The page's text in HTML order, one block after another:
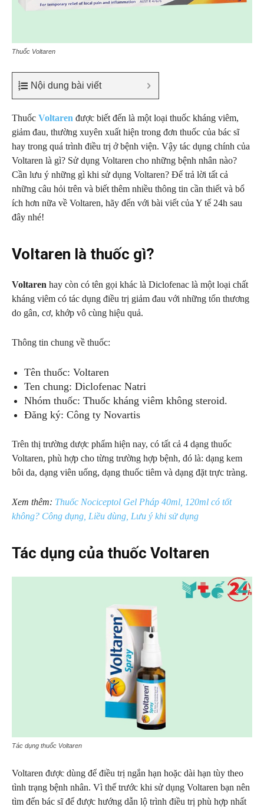
Thuốc Voltaren
Nội dung bài viết
Thuốc Voltaren được biết đến là một loại thuốc kháng viêm,
giảm đau, thường xuyên xuất hiện trong đơn thuốc của bác sĩ
hay trong quá trình điều trị ở bệnh viện. Vậy tác dụng chính của
Voltaren là gì? Sử dụng Voltaren cho những bệnh nhân nào?
Cần lưu ý những gì khi sử dụng Voltaren? Để trả lời tất cả
những câu hỏi trên và biết thêm nhiều thông tin cần thiết và bổ
ích hơn nữa về Voltaren, hãy đến với bài viết của Y tế 24h sau
đây nhé!
Voltaren là thuốc gì?
Voltaren hay còn có tên gọi khác là Diclofenac là một loại chất
kháng viêm có tác dụng điều trị giảm đau với những tổn thương
do gân, cơ, khớp vô cùng hiệu quả.
Thông tin chung về thuốc:
Tên thuốc: Voltaren
Ten chung: Diclofenac Natri
Nhóm thuốc: Thuốc kháng viêm không steroid.
Đăng ký: Công ty Novartis
Trên thị trường dược phẩm hiện nay, có tất cả 4 dạng thuốc
Voltaren, phù hợp cho từng trường hợp bệnh, đó là: dạng kem
bôi da, dạng viên uống, dạng thuốc tiêm và dạng đặt trực tràng.
Xem thêm: Thuốc Nociceptol Gel Pháp 40ml, 120ml có tốt
không? Công dụng, Liều dùng, Lưu ý khi sử dụng
Tác dụng của thuốc Voltaren
Tác dụng thuốc Voltaren
Voltaren được dùng để điều trị ngắn hạn hoặc dài hạn tùy theo
tình trạng bệnh nhân. Vì thế trước khi sử dụng Voltaren bạn nên
tìm đến bác sĩ để được hướng dẫn lộ trình điều trị phù hợp nhất